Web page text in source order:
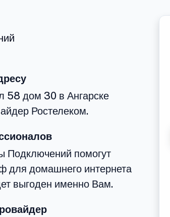
58 дом 30 в Ангарске
Ростелеком.
Подключений помогут
для домашнего интернета
выгоден именно Вам.